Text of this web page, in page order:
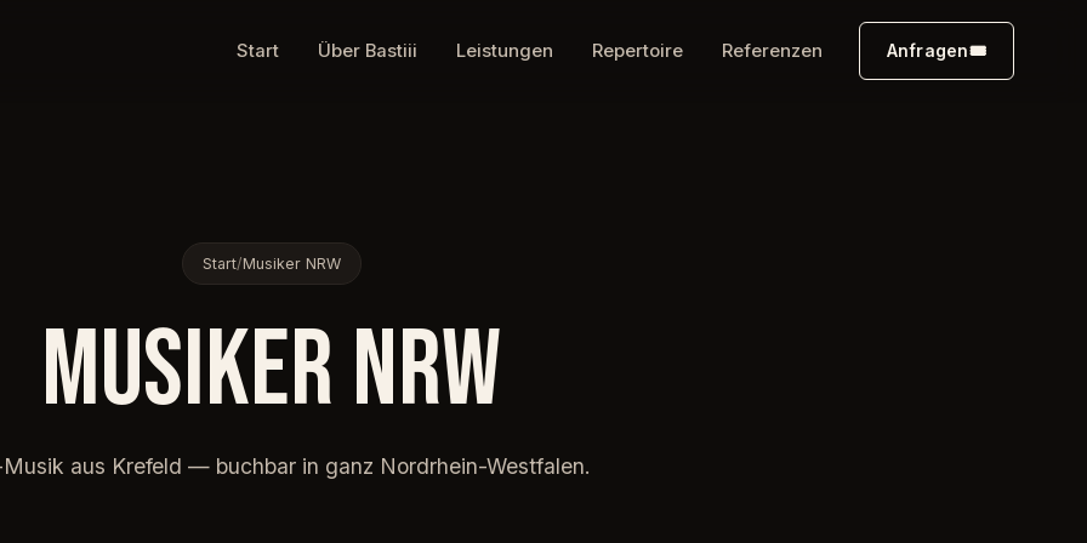
Start Über Bastiii Leistungen Repertoire Referenzen Anfragen🎟
Start/Musiker NRW
MUSIKER NRW
aus Krefeld — buchbar in ganz Nordrhein-Westfalen.